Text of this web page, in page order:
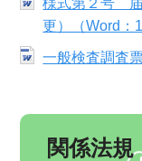
様式第２号 届
更）（Word：
一般検査調査
関係法規